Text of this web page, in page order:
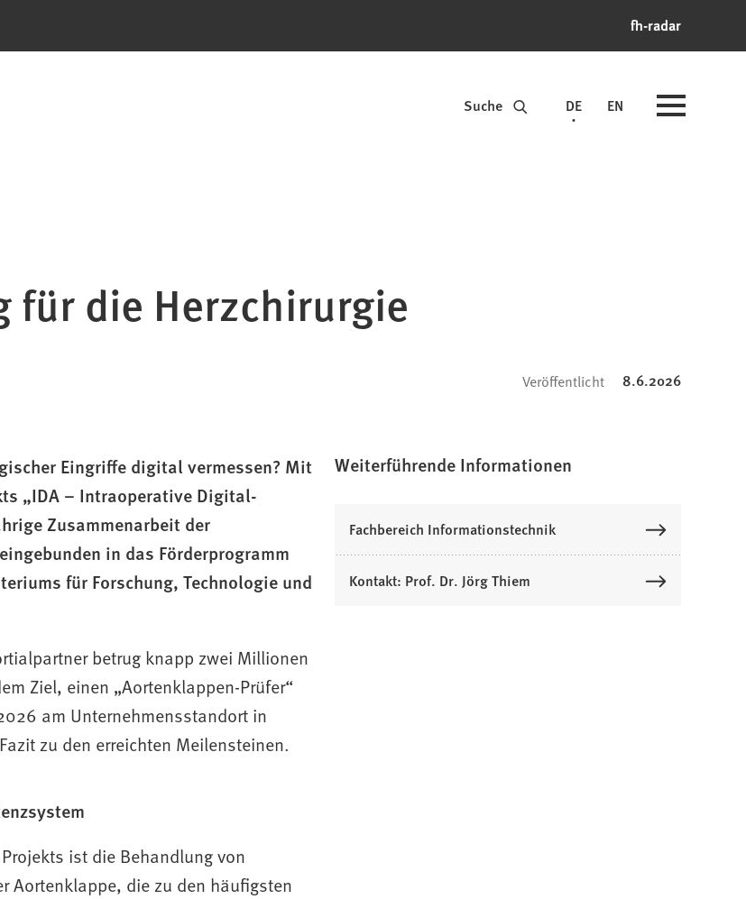
fh-radar
Suche DE EN
für die Herzchirurgie
Veröffentlicht 8.6.2026
Eingriffe digital vermessen? Mit
„IDA – Intraoperative Digital-
Zusammenarbeit der
in das Förderprogramm
für Forschung, Technologie und
betrug knapp zwei Millionen
Ziel, einen „Aortenklappen-Prüfer“
am Unternehmensstandort in
zu den erreichten Meilensteinen.
ist die Behandlung von
Aortenklappe, die zu den häufigsten
Weiterführende Informationen
Fachbereich Informationstechnik
Kontakt: Prof. Dr. Jörg Thiem